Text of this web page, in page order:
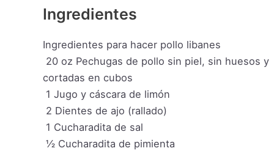
Ingredientes
Ingredientes para hacer pollo libanes
20 oz Pechugas de pollo sin piel, sin huesos y
cortadas en cubos
1 Jugo y cáscara de limón
2 Dientes de ajo (rallado)
1 Cucharadita de sal
½ Cucharadita de pimienta